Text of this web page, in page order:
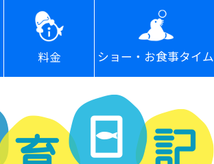
料金 ショー・お食事タイム